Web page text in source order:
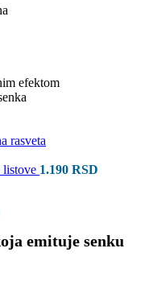
rasveta
listove 1.190 RSD
emituje senku